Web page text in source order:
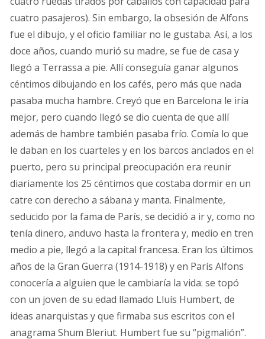
cuatro pasajeros). Sin embargo, la obsesión de Alfons
fue el dibujo, y el oficio familiar no le gustaba. Así, a los
doce años, cuando murió su madre, se fue de casa y
llegó a Terrassa a pie. Allí conseguía ganar algunos
céntimos dibujando en los cafés, pero más que nada
pasaba mucha hambre. Creyó que en Barcelona le iría
mejor, pero cuando llegó se dio cuenta de que allí
además de hambre también pasaba frío. Comía lo que
le daban en los cuarteles y en los barcos anclados en el
puerto, pero su principal preocupación era reunir
diariamente los 25 céntimos que costaba dormir en un
catre con derecho a sábana y manta. Finalmente,
seducido por la fama de París, se decidió a ir y, como no
tenía dinero, anduvo hasta la frontera y, medio en tren
medio a pie, llegó a la capital francesa. Eran los últimos
años de la Gran Guerra (1914-1918) y en París Alfons
conocería a alguien que le cambiaría la vida: se topó
con un joven de su edad llamado Lluís Humbert, de
ideas anarquistas y que firmaba sus escritos con el
anagrama Shum Bleriut. Humbert fue su “pigmalión”.